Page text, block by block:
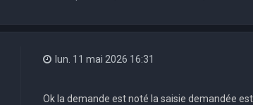
lun. 11 mai 2026 16:31
Ok la demande est noté la saisie demandée